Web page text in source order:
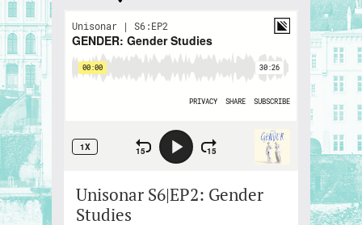
Unisonar S6|EP2: Gender
Studies